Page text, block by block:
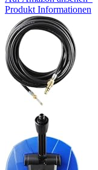
Produkt Informationen